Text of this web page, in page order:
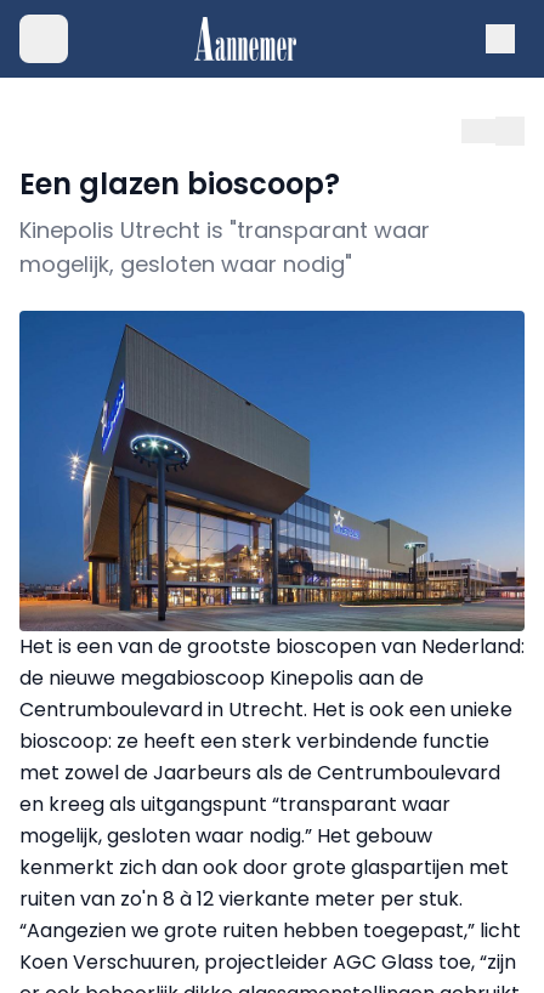
Een glazen bioscoop?
Kinepolis Utrecht is "transparant waar
mogelijk, gesloten waar nodig"
Het is een van de grootste bioscopen van Nederland:
de nieuwe megabioscoop Kinepolis aan de
Centrumboulevard in Utrecht. Het is ook een unieke
bioscoop: ze heeft een sterk verbindende functie
met zowel de Jaarbeurs als de Centrumboulevard
en kreeg als uitgangspunt “transparant waar
mogelijk, gesloten waar nodig.” Het gebouw
kenmerkt zich dan ook door grote glaspartijen met
ruiten van zo'n 8 à 12 vierkante meter per stuk.
“Aangezien we grote ruiten hebben toegepast,” licht
Koen Verschuuren, projectleider AGC Glass toe, “zijn